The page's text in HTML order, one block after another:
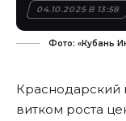
04.10.2025 В 13:58
Фото: «Кубань
Краснодарский
витком роста